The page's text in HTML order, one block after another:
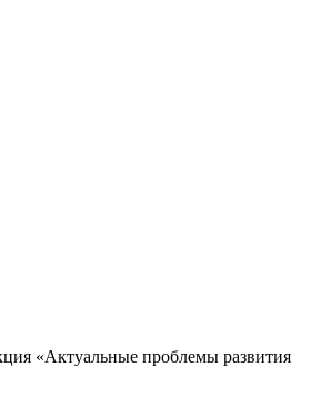
«Актуальные проблемы развития